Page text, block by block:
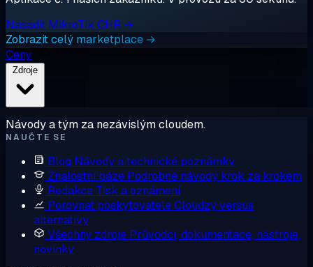
Nasadit MikroTik CHR →
Zobrazit celý marketplace →
Ceny
Návody a tým za nezávislým cloudem.
NAUČTE SE
Blog Návody a technické poznámky
Znalostní báze Podrobné návody krok za krokem
Redakce Tisk a oznámení
Porovnat poskytovateleCloudzy versus
alternativy
Všechny zdroje Průvodci, dokumentace, nástroje,
novinky